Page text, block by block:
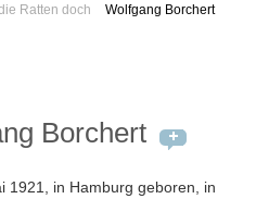
Ratten doch
Wolfgang Borchert
Borchert
1921, in Hamburg geboren, in